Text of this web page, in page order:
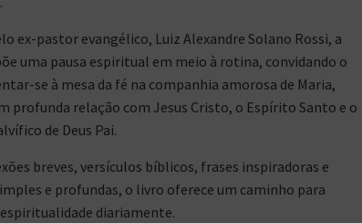
ex-pastor evangélico, Luiz Alexandre Solano Rossi, a
uma pausa espiritual em meio à rotina, convidando o
se à mesa da fé na companhia amorosa de Maria,
profunda relação com Jesus Cristo, o Espírito Santo e o
de Deus Pai.
breves, versículos bíblicos, frases inspiradoras e
e profundas, o livro oferece um caminho para
diariamente.